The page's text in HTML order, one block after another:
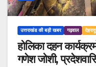
उत्तराखंड की बड़ी खबर गढ़वाल
होलिका दहन
गणेश जोशी,